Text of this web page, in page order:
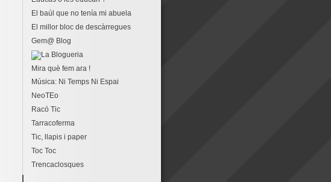
El baúl que no tenía mi abuela
El millor bloc de descàrregues
Gem@ Blog
Mira què fem ara !
Música: Ni Temps Ni Espai
NeoTEo
Racó Tic
Tarracoferma
Tic, llapis i paper
Toc Toc
Trencaclosques